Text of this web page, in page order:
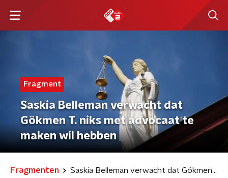
Fragment
Saskia Belleman verwacht dat
Gökmen T. niks met advocaat te
maken wil hebben
Fragmenten Saskia Belleman verwacht dat Gökmen T. niks met advocaat te maken wil hebben